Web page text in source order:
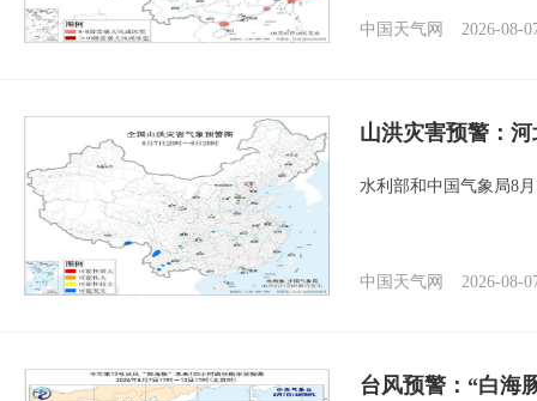
中国天气网 2026-08-
山洪灾害预警：
水利部和中国气象局8
中国天气网 2026-08-
台风预警：“白海